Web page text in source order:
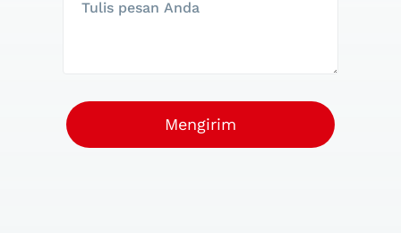
Mengirim